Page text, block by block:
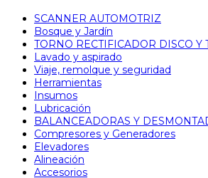
SCANNER AUTOMOTRIZ
Bosque y Jardín
TORNO RECTIFICADOR DISCO Y
Lavado y aspirado
Viaje, remolque y seguridad
Herramientas
Insumos
Lubricación
BALANCEADORAS Y
Compresores y Generadores
Elevadores
Alineación
Accesorios